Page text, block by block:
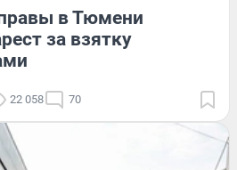
в Тюмени
за взятку
22 058 70